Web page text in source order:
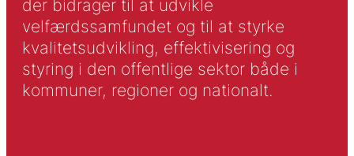
der bidrager til at udvikle
velfærdssamfundet og til at styrke
kvalitetsudvikling, effektivisering og
styring i den offentlige sektor både i
kommuner, regioner og nationalt.